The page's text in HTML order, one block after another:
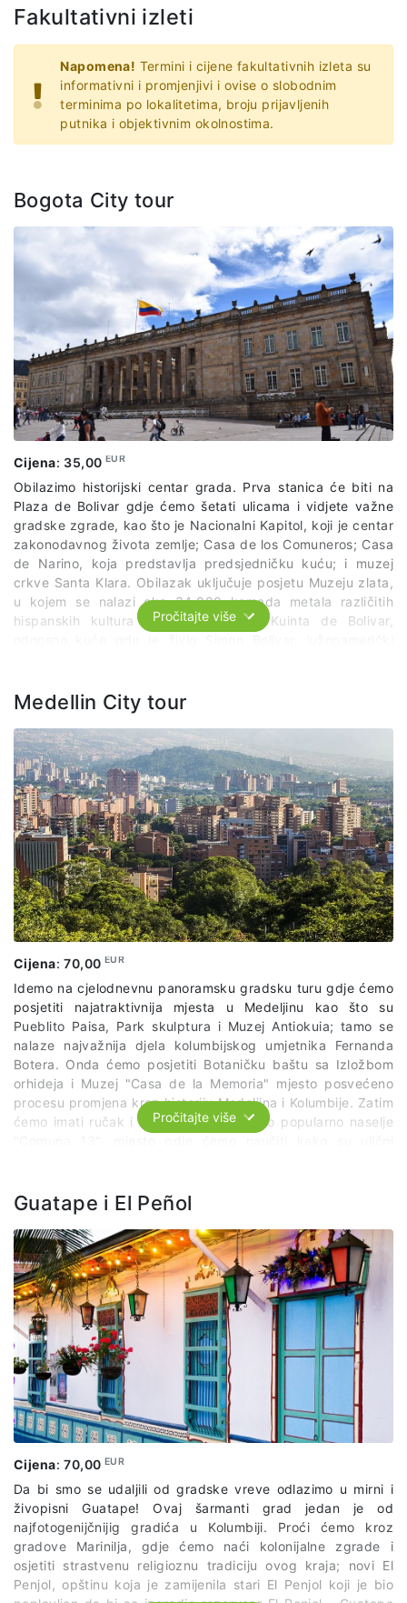
Fakultativni izleti
Napomena! Termini i cijene fakultativnih izleta su
informativni i promjenjivi i ovise o slobodnim
terminima po lokalitetima, broju prijavljenih
putnika i objektivnim okolnostima.
Bogota City tour
Cijena: 35,00 EUR
Obilazimo historijski centar grada. Prva stanica će biti na
Plaza de Bolivar gdje ćemo šetati ulicama i vidjete važne
gradske zgrade, kao što je Nacionalni Kapitol, koji je centar
zakonodavnog života zemlje; Casa de los Comuneros; Casa
de Narino, koja predstavlja predsjedničku kuću; i muzej
crkve Santa Klara. Obilazak uključuje posjetu Muzeju zlata,
u kojem se nalazi oko 34.000 komada metala različitih
hispanskih kultura i posjeta Muzeju Kuinta de Bolivar,
se pruža najbolji pogled na grad.
Cijena izleta uključuje lokalnog vodiča, kartu za žičaru i
ulaznice za muzeje.
Pročitajte više
Medellin City tour
Cijena:70,00 EUR
Idemo na cjelodnevnu panoramsku gradsku turu gdje ćemo
posjetiti najatraktivnija mjesta u Medeljinu kao što su
Pueblito Paisa, Park skulptura i Muzej Antiokuia; tamo se
nalaze najvažnija djela kolumbijskog umjetnika Fernanda
Botera. Onda ćemo posjetiti Botaničku baštu sa Izložbom
orhideja i Muzej "Casa de la Memoria" mjesto posvećeno
procesu promjena kroz historiju Medeljina i Kolumbije. Zatim
ćemo imati ručak i na kraju posjećujemo popularno naselje
uprkos svim nedaćama.
Cijena izleta uključuje: posjetu Pueblito Paisi, karte za
muzeje, kartu za metro i žičaru, Graffiti turu.
Pročitajte više
Guatape i El Peñol
Cijena:70,00 EUR
Da bi smo se udaljili od gradske vreve odlazimo u mirni i
živopisni Guatape! Ovaj šarmanti grad jedan je od
najfotogenijčnijig gradića u Kolumbiji. Proći ćemo kroz
gradove Marinilja, gdje ćemo naći kolonijalne zgrade i
osjetiti strastvenu religioznu tradiciju ovog kraja; novi El
Penjol, opštinu koja je zamijenila stari El Penjol koji je bio